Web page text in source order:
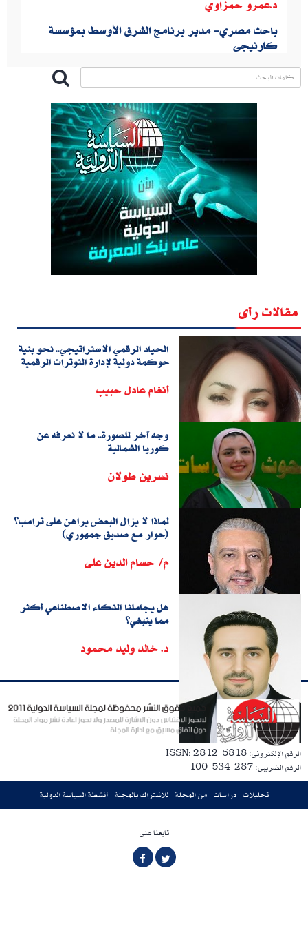
د.عمرو حمزاوي
باحث مصري- مدير برنامج الشرق الأوسط بمؤسسة
كارنيجى
مقالات رأى
الحياد الرقمي الاستراتيجي.. نحو بنية
حوكمة دولية لإدارة التوترات الرقمية
أنغام عادل حبيب
وجه آخر للصورة.. ما لا نعرفه عن
كوريا الشمالية
نسرين طولان
لماذا لا يزال البعض يراهن على ترامب؟
(حوار مع صديق جمهوري)
م/ حسام الدين على
هل يجاملنا الذكاء الاصطناعي أكثر
مما ينبغي؟
د. خالد وليد محمود
الرقم الإلكترونى: ISSN: 2812-5818
الرقم الضريبى: 287-534-100
تحليلات دراسات من المجلة للاشتراك بالمجلة أنشطة السياسة الدولية
تابعنا على